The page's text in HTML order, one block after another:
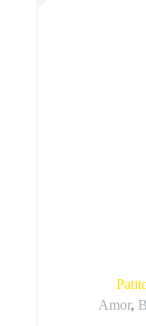
Amor,